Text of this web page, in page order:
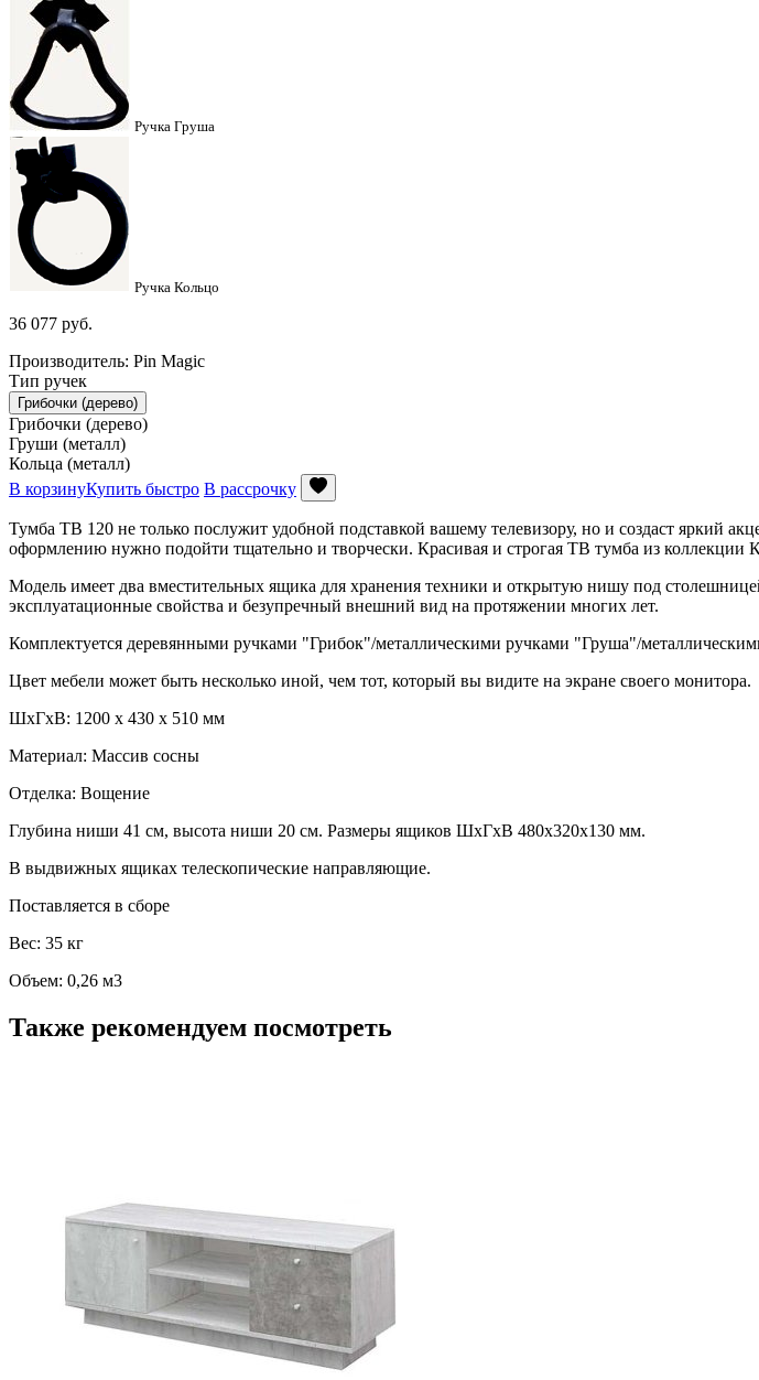
Ручка Груша
Ручка Кольцо
36 077 руб.
Производитель: Pin Magic
Тип ручек
Грибочки (дерево)
Грибочки (дерево)
Груши (металл)
Кольца (металл)
В корзинуКупить быстро В рассрочку
Тумба ТВ 120 не только послужит удобной подставкой вашему телевизору, но и создаст яркий
оформлению нужно подойти тщательно и творчески. Красивая и строгая ТВ тумба из коллекции
Модель имеет два вместительных ящика для хранения техники и открытую нишу под
эксплуатационные свойства и безупречный внешний вид на протяжении многих лет.
Комплектуется деревянными ручками "Грибок"/металлическими ручками "Груша"/
Цвет мебели может быть несколько иной, чем тот, который вы видите на экране своего монитора.
ШxГxВ: 1200 x 430 x 510 мм
Материал: Массив сосны
Отделка: Вощение
Глубина ниши 41 см, высота ниши 20 см. Размеры ящиков ШхГхВ 480х320х130 мм.
В выдвижных ящиках телескопические направляющие.
Поставляется в сборе
Вес: 35 кг
Объем: 0,26 м3
Также рекомендуем посмотреть